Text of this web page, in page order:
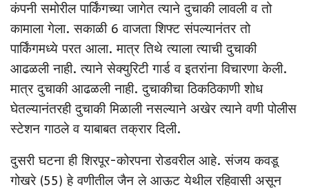
कंपनी समोरील पार्किंगच्या जागेत त्याने दुचाकी लावली व तो
कामाला गेला. सकाळी 6 वाजता शिफ्ट संपल्यानंतर तो
पार्किंगमध्ये परत आला. मात्र तिथे त्याला त्याची दुचाकी
आढळली नाही. त्याने सेक्युरिटी गार्ड व इतरांना विचारणा केली.
मात्र दुचाकी आढळली नाही. दुचाकीचा ठिकठिकाणी शोध
घेतल्यानंतरही दुचाकी मिळाली नसल्याने अखेर त्याने वणी पोलीस
स्टेशन गाठले व याबाबत तक्रार दिली.
दुसरी घटना ही शिरपूर-कोरपना रोडवरील आहे. संजय कवडू
गोखरे (55) हे वणीतील जैन ले आऊट येथील रहिवासी असून